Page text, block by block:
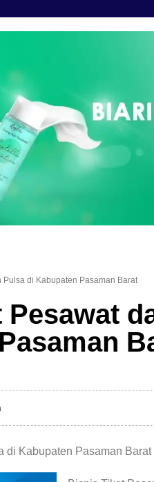
Pulsa di Kabupaten Pasaman Barat
di Kabupaten Pasaman Barat